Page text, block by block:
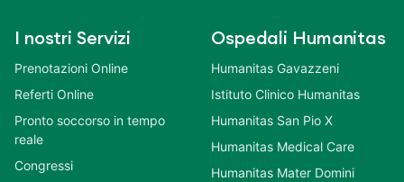
I nostri Servizi
Prenotazioni Online
Referti Online
Pronto soccorso in tempo
reale
Congressi
Ospedali Humanitas
Humanitas Gavazzeni
Istituto Clinico Humanitas
Humanitas San Pio X
Humanitas Medical Care
Humanitas Mater Domini